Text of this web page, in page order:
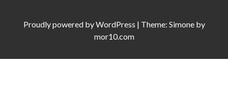
Proudly powered byWordPress | Theme: Simoneby
mor10.com